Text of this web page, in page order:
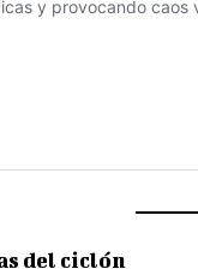
del ciclón